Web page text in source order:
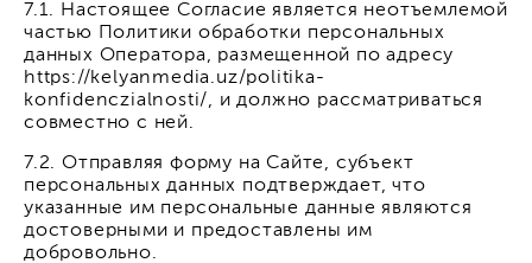
7.1. Настоящее Согласие является неотъемлемой
частью Политики обработки персональных
данных Оператора, размещенной по адресу
https://kelyanmedia.uz/politika-
konfidenczialnosti/, и должно рассматриваться
совместно с ней.
7.2. Отправляя форму на Сайте, субъект
персональных данных подтверждает, что
указанные им персональные данные являются
достоверными и предоставлены им
добровольно.